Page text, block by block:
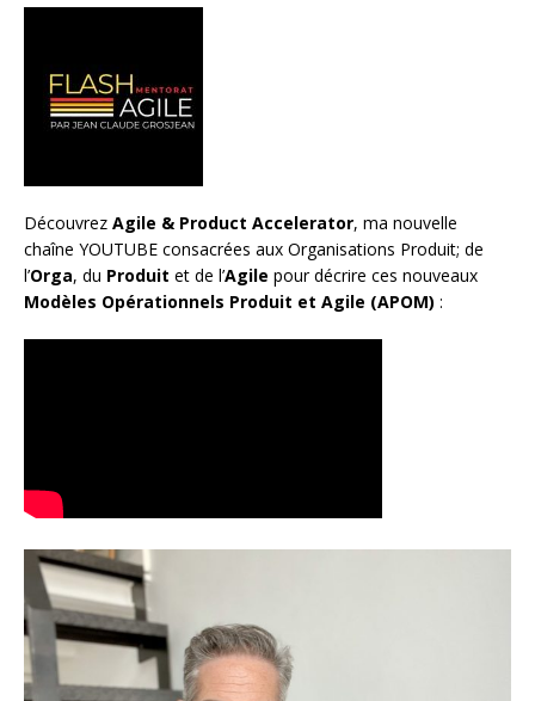
Découvrez Agile & Product Accelerator, ma nouvelle
chaîne YOUTUBE consacrées aux Organisations Produit; de
l’Orga, du Produit et de l’Agile pour décrire ces nouveaux
Modèles Opérationnels Produit et Agile (APOM) :